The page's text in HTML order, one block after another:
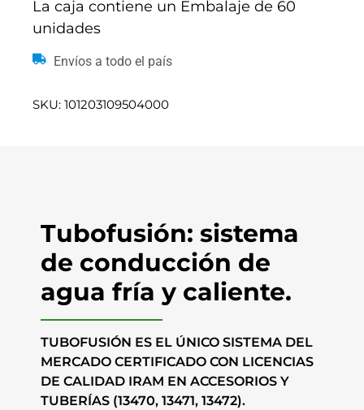
La caja contiene un Embalaje de 60
unidades
Envíos a todo el país
SKU: 101203109504000
Tubofusión: sistema
de conducción de
agua fría y caliente.
TUBOFUSIÓN ES EL ÚNICO SISTEMA DEL
MERCADO CERTIFICADO CON LICENCIAS
DE CALIDAD IRAM EN ACCESORIOS Y
TUBERÍAS (13470, 13471, 13472).